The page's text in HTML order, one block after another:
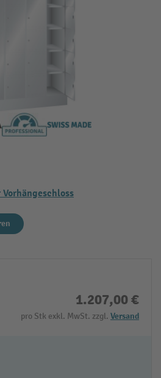
1.207,00 €
pro Stk exkl. MwSt. zzgl. Versand